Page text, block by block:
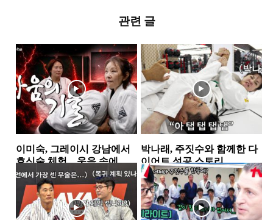
관련 글
이미숙, 그레이시 강남에서
호신술 체험…웃음 속에 담
긴 ‘살아남는 기술’
TV 속 주짓수
박나래, 주짓수와 함께한 다
이어트 성공 스토리
TV 속 주짓수